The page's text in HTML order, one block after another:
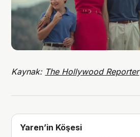
Kaynak: The Hollywood Reporter
Yaren’in Köşesi